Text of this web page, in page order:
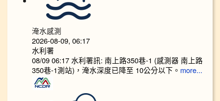
淹水感測
2026-08-09, 06:17
水利署
08/09 06:17 水利署訊: 南上路350巷-1 (感測器 南上路
350巷-1測站)，淹水深度已降至 10公分以下。​​ more...